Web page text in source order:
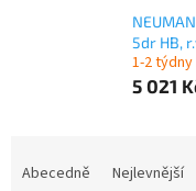
5dr HB,
1-2
5 021
Abecedně Nejlevnější